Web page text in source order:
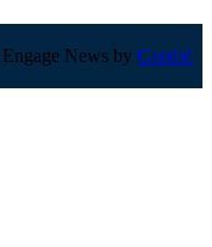
News by Candid